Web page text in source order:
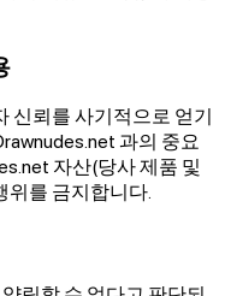
신뢰를 사기적으로 얻기
과의 중요
자산(당사 제품 및
위를 금지합니다.